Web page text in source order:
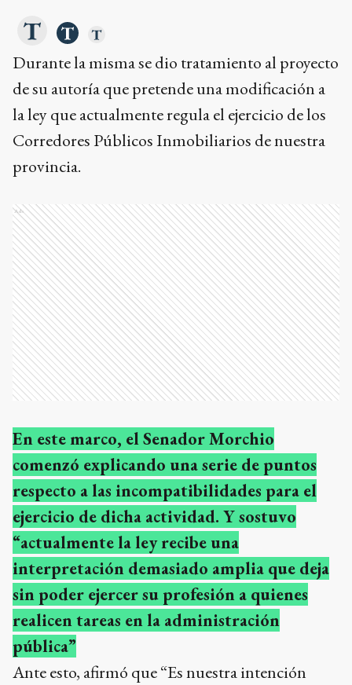
Durante la misma se dio tratamiento al proyecto
de su autoría que pretende una modificación a
la ley que actualmente regula el ejercicio de los
Corredores Públicos Inmobiliarios de nuestra
provincia.
Ads
En este marco, el Senador Morchio
comenzó explicando una serie de puntos
respecto a las incompatibilidades para el
ejercicio de dicha actividad. Y sostuvo
“actualmente la ley recibe una
interpretación demasiado amplia que deja
sin poder ejercer su profesión a quienes
realicen tareas en la administración
pública”
Ante esto, afirmó que “Es nuestra intención